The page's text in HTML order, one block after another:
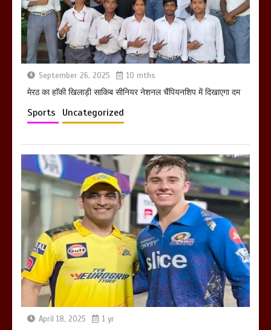
खराबा,
March 11, 2025
September 26, 2025 10 mths
मेरठ का हाॅकी खिलाड़ी साकिब सीनियर नेशनल चैंपियनशिप में दिखाएगा दम
Sports Uncategorized
April 18, 2025 1 yr